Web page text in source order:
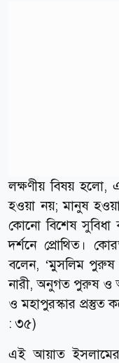
লক্ষণীয় বিষয় হলো,
হওয়া নয়; মানুষ
কোনো বিশেষ সুবিধা
দর্শনে প্রোথিত।
বলেন, ‘মুসলিম
নারী, অনুগত পুরুষ ও
ও মহাপুরস্কার
: ৩৫)
এই আয়াত ইসলামের